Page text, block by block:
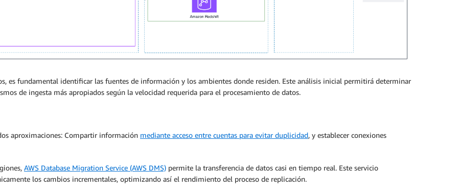
es fundamental identificar las fuentes de información y los ambientes donde residen. Este análisis inicial permitirá determinar
de ingesta más apropiados según la velocidad requerida para el procesamiento de datos.
aproximaciones: Compartir información mediante acceso entre cuentas para evitar duplicidad, y establecer conexiones
AWS Database Migration Service (AWS DMS) permite la transferencia de datos casi en tiempo real. Este servicio
los cambios incrementales, optimizando así el rendimiento del proceso de replicación.